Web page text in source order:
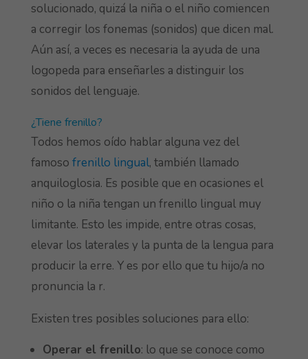
solucionado, quizá la niña o el niño comiencen
a corregir los fonemas (sonidos) que dicen mal.
Aún así, a veces es necesaria la ayuda de una
logopeda para enseñarles a distinguir los
sonidos del lenguaje.
¿Tiene frenillo?
Todos hemos oído hablar alguna vez del
famoso frenillo lingual, también llamado
anquiloglosia. Es posible que en ocasiones el
niño o la niña tengan un frenillo lingual muy
limitante. Esto les impide, entre otras cosas,
elevar los laterales y la punta de la lengua para
producir la erre. Y es por ello que tu hijo/a no
pronuncia la r.
Existen tres posibles soluciones para ello:
Operar el frenillo: lo que se conoce como